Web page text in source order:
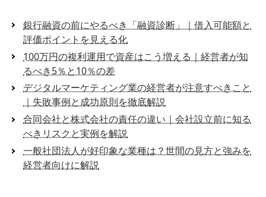
銀行融資の前にやるべき「融資診断」｜借入可能額と
評価ポイントを見える化
100万円の複利運用で資産はこう増える｜経営者が知
るべき5％と10％の差
デジタルマーケティング業の経営者が注意すべきこと
｜失敗事例と成功原則を徹底解説
合同会社と株式会社の責任の違い｜会社設立前に知る
べきリスクと実例を解説
一般社団法人が好印象な業種は？世間の見方と強みを
経営者向けに解説